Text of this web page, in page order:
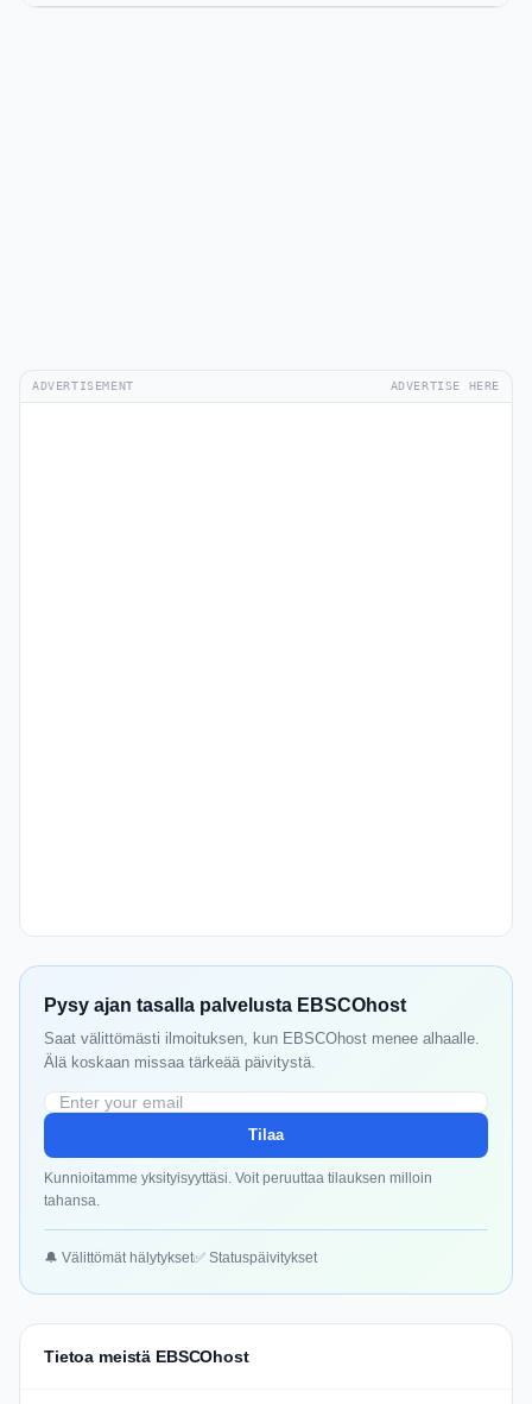
ADVERTISEMENT ADVERTISE HERE
Pysy ajan tasalla palvelusta EBSCOhost
Saat välittömästi ilmoituksen, kun EBSCOhost menee alhaalle.
Älä koskaan missaa tärkeää päivitystä.
Tilaa
Kunnioitamme yksityisyyttäsi. Voit peruuttaa tilauksen milloin
tahansa.
🔔 Välittömät hälytykset✅ Statuspäivitykset
Tietoa meistä EBSCOhost